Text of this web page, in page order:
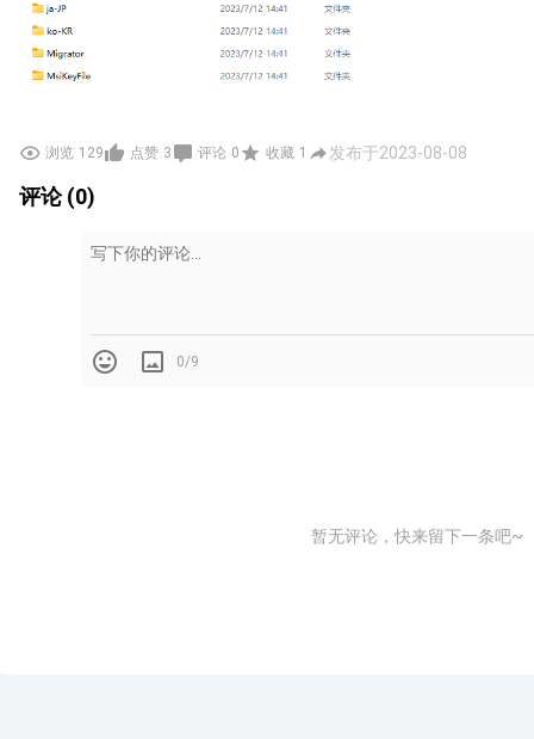
浏览 129 点赞 3 评论 0 收藏 1 发布于2023-08-08
评论 (0)
0/9
暂无评论，快来留下一条吧~